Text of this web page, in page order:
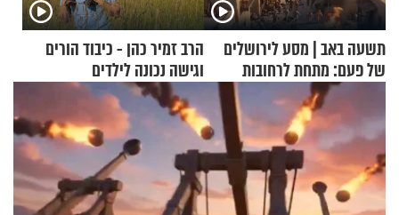
תשעה באב | מסע לירושלים
של פעם: מתחת לרחובות
ירושלים
הרב זמיר כהן - כיבוד הורים
וגישה נכונה לילדים